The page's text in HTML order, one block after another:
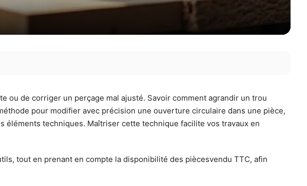
ou de corriger un perçage mal ajusté. Savoir comment agrandir un trou
pour modifier avec précision une ouverture circulaire dans une pièce,
éléments techniques. Maîtriser cette technique facilite vos travaux en
tout en prenant en compte la disponibilité des piècesvendu TTC, afin